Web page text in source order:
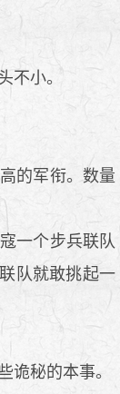
不小。
的军衔。数量
一个步兵联队
队就敢挑起一
秘的本事。